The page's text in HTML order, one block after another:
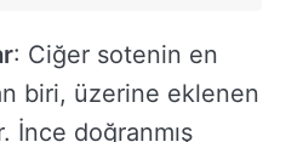
: Ciğer sotenin en
biri, üzerine eklenen
İnce doğranmış